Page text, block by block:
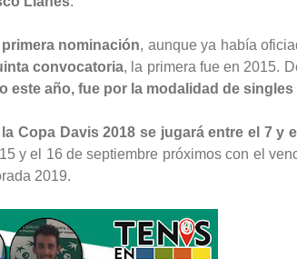
nominación, aunque ya había
convocatoria, la primera fue en 2015.
año, fue por la modalidad de singles
Copa Davis 2018 se jugará entre el 7 y
y el 16 de septiembre próximos con el
2019.